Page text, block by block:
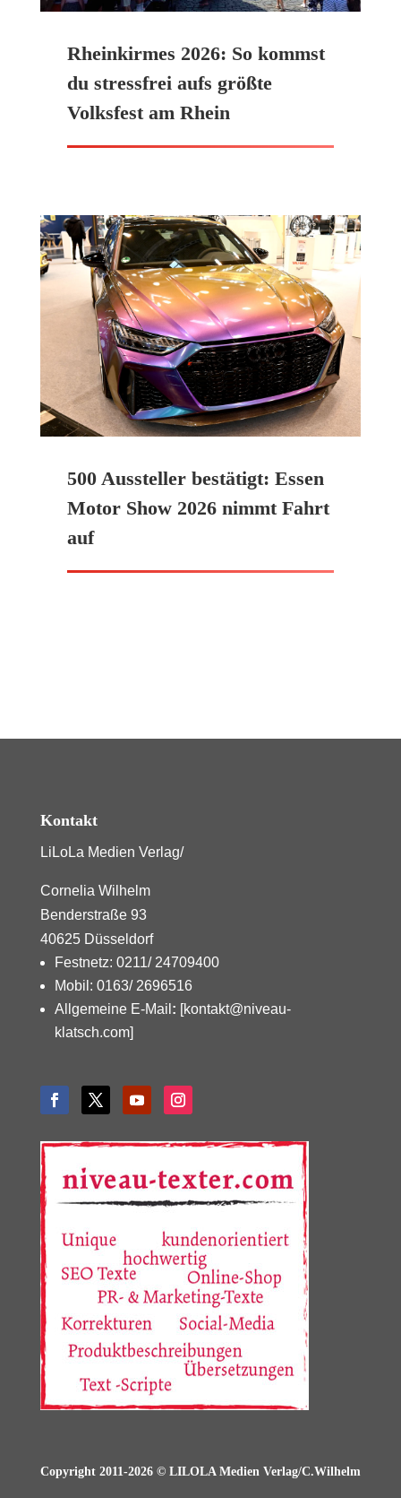
Rheinkirmes 2026: So kommst
du stressfrei aufs größte
Volksfest am Rhein
500 Aussteller bestätigt: Essen
Motor Show 2026 nimmt Fahrt
auf
Kontakt
LiLoLa Medien Verlag/
Cornelia Wilhelm
Benderstraße 93
40625 Düsseldorf
Festnetz: 0211/ 24709400
Mobil: 0163/ 2696516
Allgemeine E-Mail : [kontakt@niveau-
klatsch.com]
Copyright 2011-2026 © LILOLA Medien Verlag/C.Wilhelm